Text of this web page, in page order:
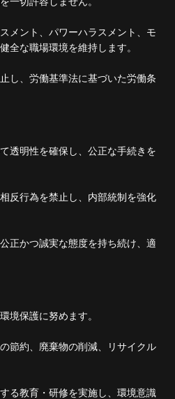
メント、パワーハラスメント、モ
全な職場環境を維持します。
し、労働基準法に基づいた労働条
透明性を確保し、公正な手続きを
反行為を禁止し、内部統制を強化
正かつ誠実な態度を持ち続け、適
境保護に努めます。
節約、廃棄物の削減、リサイクル
る教育・研修を実施し、環境意識